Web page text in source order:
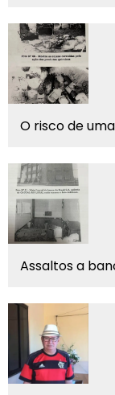
O risco de
Assaltos a